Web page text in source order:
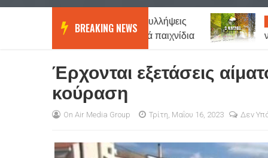
BREAKING NEWS
Ξάνθη: Έξι συλλήψεις
για παράνομα τυχερά παιχνίδια
News
νεφώσεις
Έρχονται εξετάσεις
κούραση
On Air Media Group Τρίτη, Μαΐου 16, 2023 Δεν